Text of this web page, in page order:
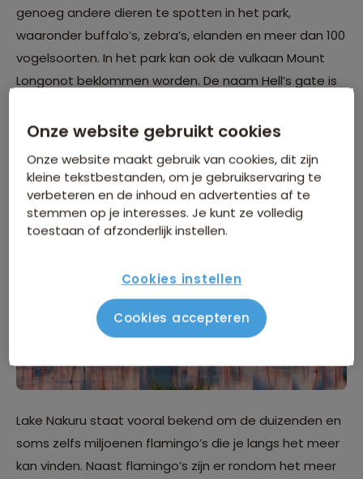
genoeg andere dieren te spotten in het park,
waaronder buffalo’s, zebra’s, elanden en meer dan 100
vogelsoorten. In het park kan ook de vulkaan Mount
Longonot beklommen worden. De naam Hell’s gate is
zijn rotsheuvels, prachtige kliffen en vooral heel veel
2. Lake Nakuru
Lake Nakuru staat vooral bekend om de duizenden en
soms zelfs miljoenen flamingo’s die je langs het meer
kan vinden. Naast flamingo’s zijn er rondom het meer
Onze website gebruikt cookies
Onze website maakt gebruik van cookies, dit zijn
kleine tekstbestanden, om je gebruikservaring te
verbeteren en de inhoud en advertenties af te
stemmen op je interesses. Je kunt ze volledig
toestaan of afzonderlijk instellen.
Cookies instellen
Cookies accepteren